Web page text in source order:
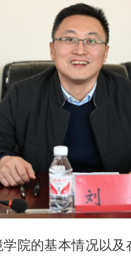
院的基本情况以